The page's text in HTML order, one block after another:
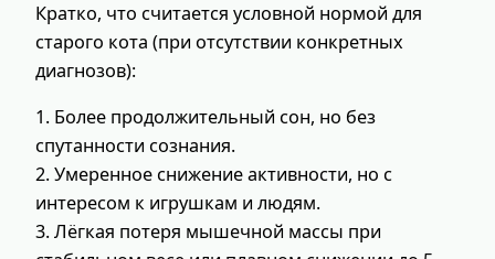
Кратко, что считается условной нормой для
старого кота (при отсутствии конкретных
диагнозов):
1. Более продолжительный сон, но без
спутанности сознания.
2. Умеренное снижение активности, но с
интересом к игрушкам и людям.
3. Лёгкая потеря мышечной массы при